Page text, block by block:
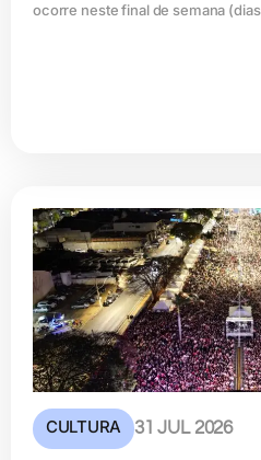
ocorre neste final de semana
CULTURA 31 JUL 2026